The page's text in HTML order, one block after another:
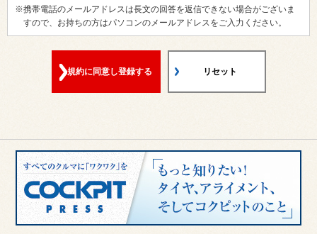
の会員（以下「本会員」とします）に登録されるものとしま
す。なお、本サービスをご利用するために必要な設備の投資、
接続料、通話料を含む通信費用等については、本会員が自らこ
れを負担するものとします。
きましては、当店において本会員の登録内容変更手続を行う場
合もございますので、あらかじめご了承ください。
第6条（当店からのご案内の送信について）
当店が本会員に対して案内を差し上げる必要があると考えた場
※携帯電話のメールアドレスは長文の回答を返信できない場合がございま
すので、お持ちの方はパソコンのメールアドレスをご入力ください。
規約に同意し登録する リセット